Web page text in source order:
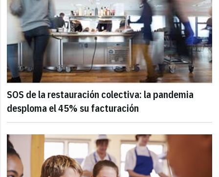
SOS de la restauración colectiva: la pandemia
desploma el 45% su facturación